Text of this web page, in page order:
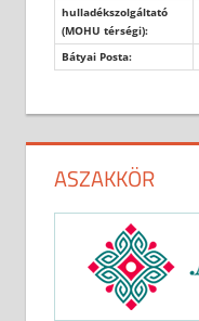
hulladékszolgáltató
(MOHU térségi):
Bátyai Posta:
ASZAKKÖR